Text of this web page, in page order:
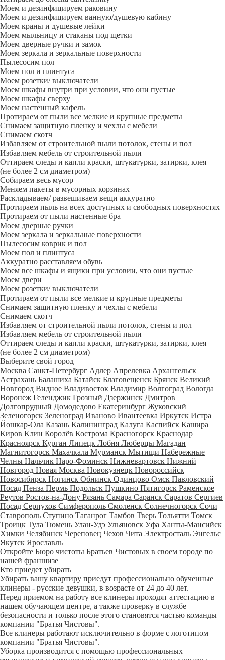
Моем и дезинфицируем раковину
Моем и дезинфицируем ванную/душевую кабину
Моем краны и душевые лейки
Моем мыльницу и стаканы под щетки
Моем дверные ручки и замок
Моем зеркала и зеркальные поверхности
Пылесосим пол
Моем пол и плинтуса
Моем розетки/ выключатели
Моем шкафы внутри при условии, что они пустые
Моем шкафы сверху
Моем настенный кафель
Протираем от пыли все мелкие и крупные предметы
Снимаем защитную пленку и чехлы с мебели
Снимаем скотч
Избавляем от строительной пыли потолок, стены и пол
Избавляем мебель от строительной пыли
Оттираем следы и капли краски, штукатурки, затирки, клея
(не более 2 см диаметром)
Собираем весь мусор
Меняем пакеты в мусорных корзинах
Раскладываем/ развешиваем вещи аккуратно
Протираем пыль на всех доступных и свободных поверхностях
Протираем от пыли настенные бра
Моем дверные ручки
Моем зеркала и зеркальные поверхности
Пылесосим коврик и пол
Моем пол и плинтуса
Аккуратно расставляем обувь
Моем все шкафы и ящики при условии, что они пустые
Моем двери
Моем розетки/ выключатели
Протираем от пыли все мелкие и крупные предметы
Снимаем защитную пленку и чехлы с мебели
Снимаем скотч
Избавляем от строительной пыли потолок, стены и пол
Избавляем мебель от строительной пыли
Оттираем следы и капли краски, штукатурки, затирки, клея
(не более 2 см диаметром)
Выберите свой город
Москва Санкт-Петербург Адлер Апрелевка Архангельск
Астрахань Балашиха Батайск Благовещенск Брянск Великий
Новгород Видное Владивосток Владимир Волгоград Вологда
Воронеж Геленджик Грозный Дзержинск Дмитров
Долгопрудный Домодедово Екатеринбург Жуковский
Зеленогорск Зеленоград Иваново Ивантеевка Иркутск Истра
Йошкар-Ола Казань Калининград Калуга Каспийск Кашира
Киров Клин Королёв Кострома Красногорск Краснодар
Красноярск Курган Липецк Лобня Люберцы Магадан
Магнитогорск Махачкала Мурманск Мытищи Набережные
Челны Нальчик Наро-Фоминск Нижневартовск Нижний
Новгород Новая Москва Новокузнецк Новороссийск
Новосибирск Ногинск Обнинск Одинцово Омск Павловский
Посад Пенза Пермь Подольск Пушкино Пятигорск Раменское
Реутов Ростов-на-Дону Рязань Самара Саранск Саратов Сергиев
Посад Серпухов Симферополь Смоленск Солнечногорск Сочи
Ставрополь Ступино Таганрог Тамбов Тверь Тольятти Томск
Троицк Тула Тюмень Улан-Удэ Ульяновск Уфа Ханты-Мансийск
Химки Челябинск Череповец Чехов Чита Электросталь Энгельс
Якутск Ярославль
Откройте Бюро чистоты Братьев Чистовых в своем городе по
нашей франшизе
Кто приедет убирать
Убирать вашу квартиру приедут профессионально обученные
клинеры - русские девушки, в возрасте от 24 до 40 лет.
Перед приемом на работу все клинеры проходят аттестацию в
нашем обучающем центре, а также проверку в службе
безопасности и только после этого становятся частью команды
компании "Братья Чистовы".
Все клинеры работают исключительно в форме с логотипом
компании "Братья Чистовы".
Уборка производится с помощью профессиональных